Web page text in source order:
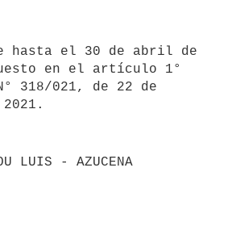
en el artículo 1°
318/021, de 22 de